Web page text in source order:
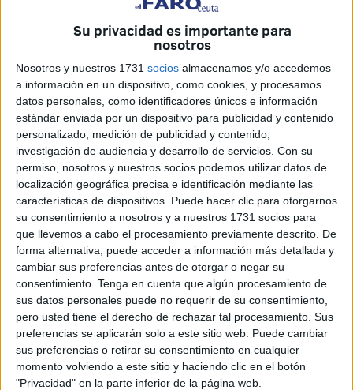
Su privacidad es importante para
nosotros
Nosotros y nuestros 1731 socios almacenamos y/o accedemos
a información en un dispositivo, como cookies, y procesamos
datos personales, como identificadores únicos e información
estándar enviada por un dispositivo para publicidad y contenido
personalizado, medición de publicidad y contenido,
investigación de audiencia y desarrollo de servicios. Con su
permiso, nosotros y nuestros socios podemos utilizar datos de
localización geográfica precisa e identificación mediante las
características de dispositivos. Puede hacer clic para otorgarnos
su consentimiento a nosotros y a nuestros 1731 socios para
que llevemos a cabo el procesamiento previamente descrito. De
forma alternativa, puede acceder a información más detallada y
cambiar sus preferencias antes de otorgar o negar su
consentimiento. Tenga en cuenta que algún procesamiento de
sus datos personales puede no requerir de su consentimiento,
pero usted tiene el derecho de rechazar tal procesamiento. Sus
preferencias se aplicarán solo a este sitio web. Puede cambiar
sus preferencias o retirar su consentimiento en cualquier
momento volviendo a este sitio y haciendo clic en el botón
"Privacidad" en la parte inferior de la página web.
mucho meditar, el joven portero de Ceuta Emilio Torres,
afincado en Sevilla por motivos académicos, fichó hace
apenas un par de semanas por el filial del Real Betis
Futsal, que milita en Segunda División B.La fortuna, o
no, quiso que la primera jornada del campeonato le
trajera a Ceutapara medirse al conjunto filial de la Unión
África Ceutí.Un partido disputado a puerta cerrada, con lo
que Emilio se quedó sin la posibilidad de tener el apoyo
en las gradas de sus familiares y amigos.
“Fue una lastima, más que nada, porque vas a casa y la
familia no puede verte jugar. Saltar a la pista y que no haya
nadie es un poco triste. Pero es lo que toca y hay que
adaptarse a la situación” aseguró el portero del Real Betis,
que jugó la segunda mitad del partido ante los unionistas
de Quino Gallardo, que fueron los que se llevaron ‘el gato